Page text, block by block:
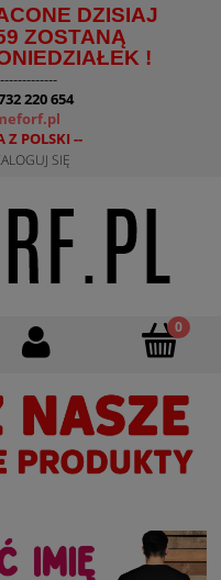
DZISIAJ
ZOSTANĄ
!
220 654
Z POLSKI --
SIĘ